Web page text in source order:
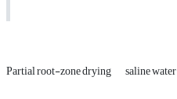
Partial root-zone drying saline water